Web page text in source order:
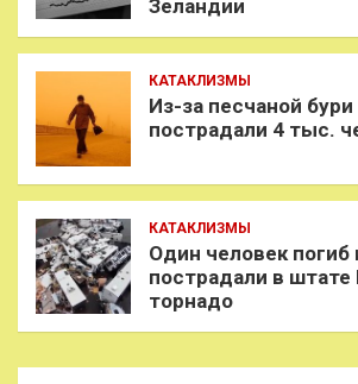
Зеландии
КАТАКЛИЗМЫ
Из-за песчаной бури
пострадали 4 тыс.
КАТАКЛИЗМЫ
Один человек погиб
пострадали в штате
торнадо